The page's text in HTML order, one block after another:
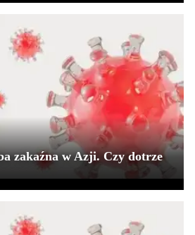
zakaźna w Azji. Czy dotrze